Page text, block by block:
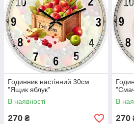
Годинник настінний 30см
"Ящик яблук"
В наявності
270 ₴
В
270